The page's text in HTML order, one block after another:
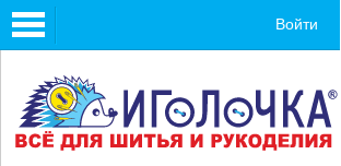
Toggle
navigation
Войти